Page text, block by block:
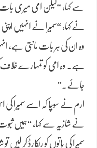
سے کہا، “لیکن امی میری
نے کہا، “سمیرا نے انہیں
وہ ان کی ہر بات مانتی ہے،
ہے۔ وہ امی کو تمہارے خلاف
جائے۔”
ارم نے سوچا کہ اسے سمیرا
نے شازیہ سے کہا، “ہمیں
سمیرا کی باتوں کو ریکارڈ کر